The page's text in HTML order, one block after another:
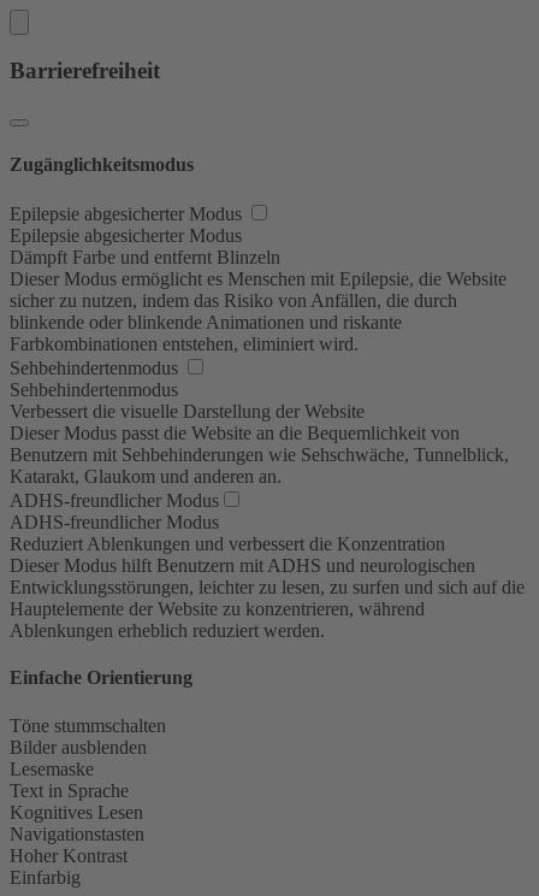
Barrierefreiheit
Zugänglichkeitsmodus
Epilepsie abgesicherter Modus
Epilepsie abgesicherter Modus
Dämpft Farbe und entfernt Blinzeln
Dieser Modus ermöglicht es Menschen mit Epilepsie, die Website
sicher zu nutzen, indem das Risiko von Anfällen, die durch
blinkende oder blinkende Animationen und riskante
Farbkombinationen entstehen, eliminiert wird.
Sehbehindertenmodus
Sehbehindertenmodus
Verbessert die visuelle Darstellung der Website
Dieser Modus passt die Website an die Bequemlichkeit von
Benutzern mit Sehbehinderungen wie Sehschwäche, Tunnelblick,
Katarakt, Glaukom und anderen an.
ADHS-freundlicher Modus
ADHS-freundlicher Modus
Reduziert Ablenkungen und verbessert die Konzentration
Dieser Modus hilft Benutzern mit ADHS und neurologischen
Entwicklungsstörungen, leichter zu lesen, zu surfen und sich auf die
Hauptelemente der Website zu konzentrieren, während
Ablenkungen erheblich reduziert werden.
Einfache Orientierung
Töne stummschalten
Bilder ausblenden
Lesemaske
Text in Sprache
Kognitives Lesen
Navigationstasten
Hoher Kontrast
Einfarbig